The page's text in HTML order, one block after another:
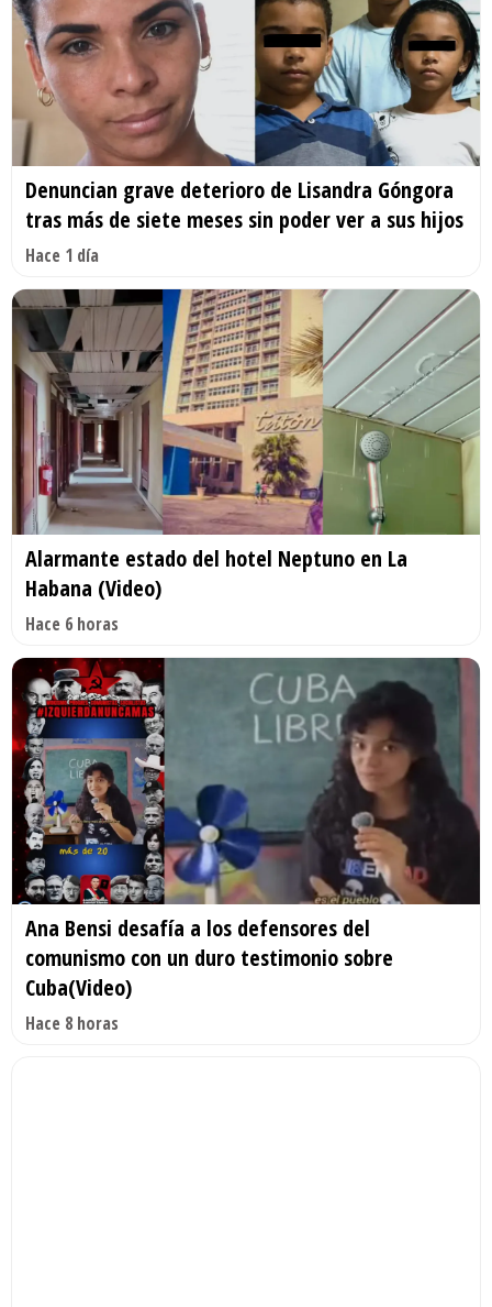
Denuncian grave deterioro de Lisandra Góngora
tras más de siete meses sin poder ver a sus hijos
Hace 1 día
Alarmante estado del hotel Neptuno en La
Habana (Video)
Hace 6 horas
Ana Bensi desafía a los defensores del
comunismo con un duro testimonio sobre
Cuba(Video)
Hace 8 horas